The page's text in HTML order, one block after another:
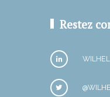
Restez